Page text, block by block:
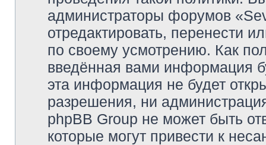
администраторы форумов
отредактировать, перенести
по своему усмотрению. Как
введённая вами информация
эта информация не будет
разрешения, ни
phpBB Group не может быть
которые могут привести к